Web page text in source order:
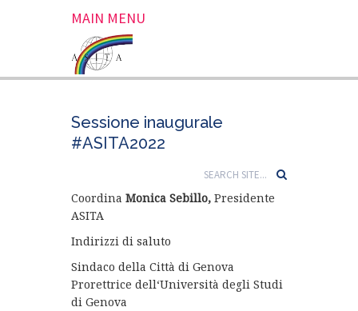
MAIN MENU
Sessione inaugurale
#ASITA2022
Coordina Monica Sebillo, Presidente
ASITA
Indirizzi di saluto
Sindaco della Città di Genova
Prorettrice dell‘Università degli Studi
di Genova